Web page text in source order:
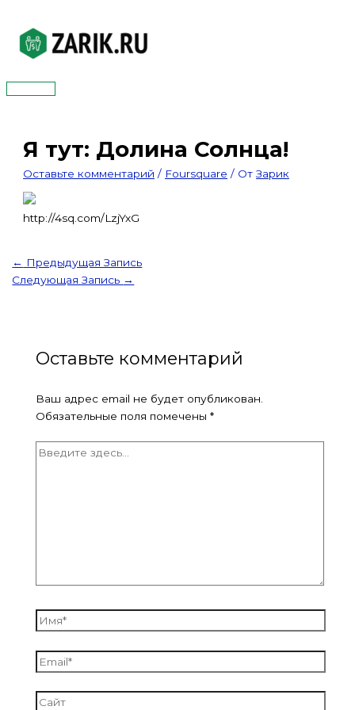
содержимому
Главное
Я тут: Долина Солнца!
Оставьте комментарий / Foursquare / ОтЗарик
http://4sq.com/LzjYxG
← Предыдущая Запись
Следующая Запись →
Оставьте комментарий
Ваш адрес email не будет опубликован.
Обязательные поля помечены *
Введите
Имя*
Email*
Сайт